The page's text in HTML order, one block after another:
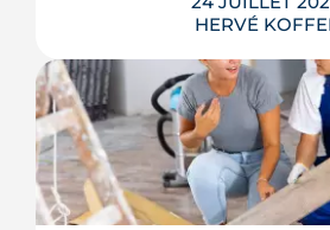
HERVÉ
S'installer à La Baule-
l'année suppose d'entrer
concurrence avec des
n'y dorment que